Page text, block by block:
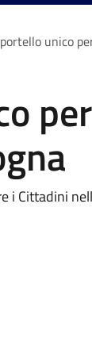
unico
i Cittadini